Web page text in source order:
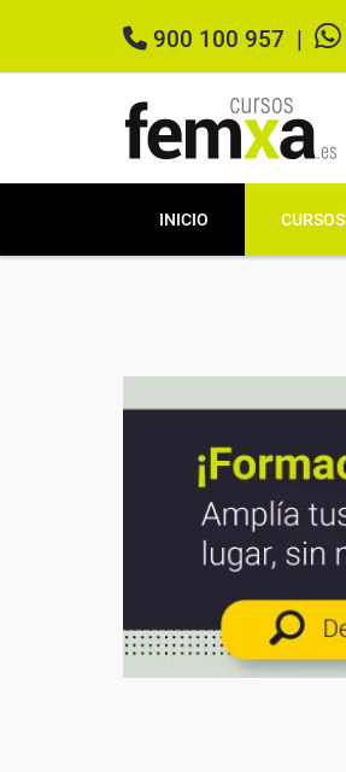
900 100 957
INICIO CURSOS